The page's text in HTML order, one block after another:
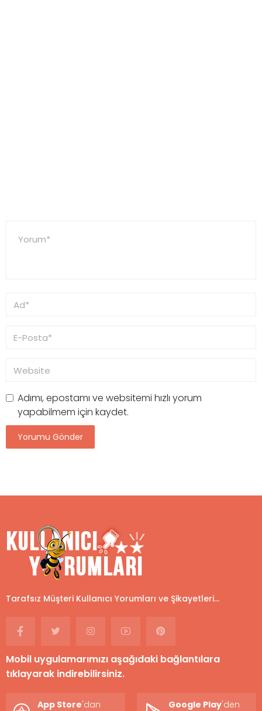
Adımı, epostamı ve websitemi hızlı yorum
yapabilmem için kaydet.
Tarafsız Müşteri Kullanıcı Yorumları ve Şikayetleri...
Mobil uygulamarımızı aşağıdaki bağlantılara
tıklayarak indirebilirsiniz.
App Store'dan Google Play'den